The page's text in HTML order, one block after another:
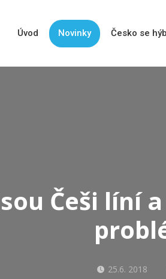
Úvod Novinky Česko se
Češi líní
25.6. 2018